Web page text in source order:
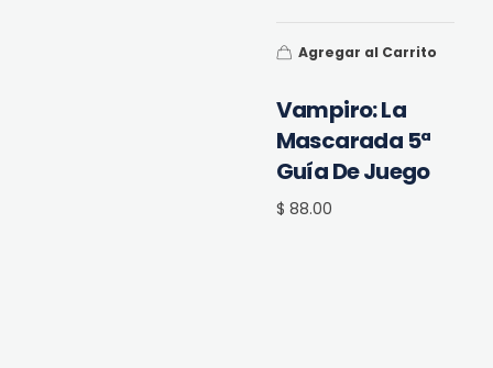
Vampiro: La
Mascarada 5ª
Guía De Juego
$ 88.00
Agregar al Carrito